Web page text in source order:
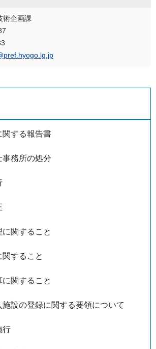
企画課
関する報告書
務所の処分
関すること
すること
関すること
設の登録に関する要領について
行